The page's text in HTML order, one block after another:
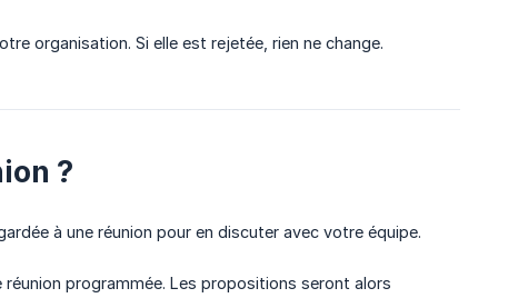
organisation. Si elle est rejetée, rien ne change.
?
à une réunion pour en discuter avec votre équipe.
programmée. Les propositions seront alors